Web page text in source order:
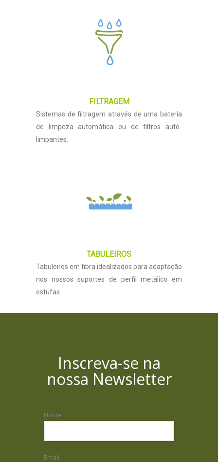
FILTRAGEM
Sistemas de filtragem através de uma bateria
de limpeza automática ou de filtros auto-
limpantes.
TABULEIROS
Tabuleiros em fibra idealizados para adaptação
nos nossos suportes de perfil metálico em
estufas.
Inscreva-se na
nossa Newsletter
Nome
Email: